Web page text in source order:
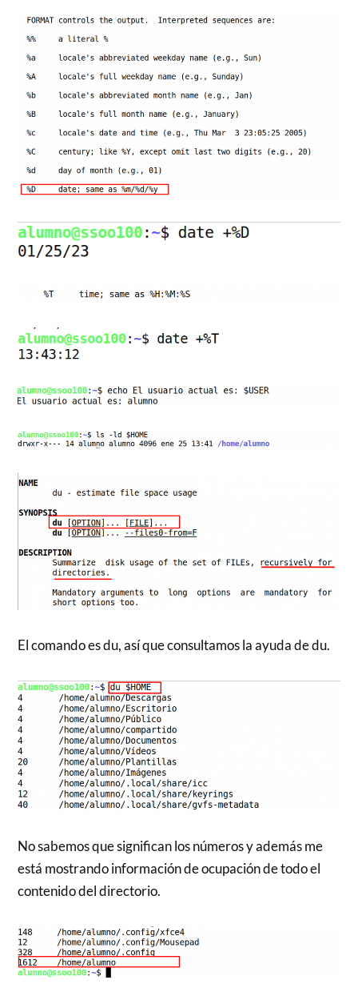
El comando es du, así que consultamos la ayuda de du.
No sabemos que significan los números y además me
está mostrando información de ocupación de todo el
contenido del directorio.